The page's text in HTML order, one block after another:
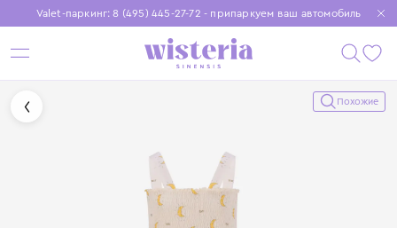
Valet-паркинг: 8 (495) 445-27-72 - припаркуем ваш автомобиль
Бесплатная доставка при заказе от 15 000 ₽
Установите приложение, чтобы покупки были еще удобнее
Похожие